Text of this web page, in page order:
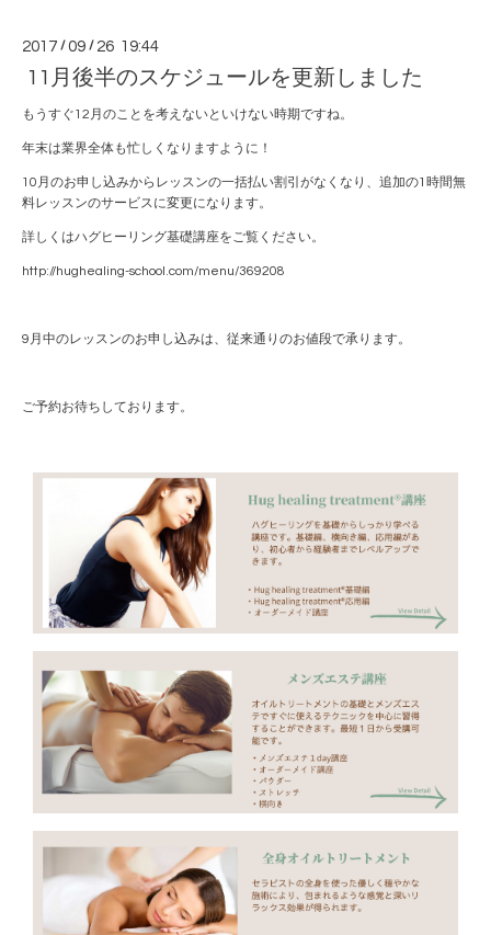
2017 /09 / 26 19:44
11月後半のスケジュールを更新しました
もうすぐ12月のことを考えないといけない時期ですね。
年末は業界全体も忙しくなりますように！
10月のお申し込みからレッスンの一括払い割引がなくなり、追加の1時間無
料レッスンのサービスに変更になります。
詳しくはハグヒーリング基礎講座をご覧ください。
http://hughealing-school.com/menu/369208
9月中のレッスンのお申し込みは、従来通りのお値段で承ります。
ご予約お待ちしております。